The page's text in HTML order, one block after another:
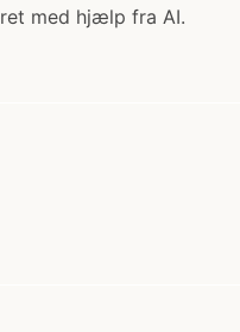
med hjælp fra AI.